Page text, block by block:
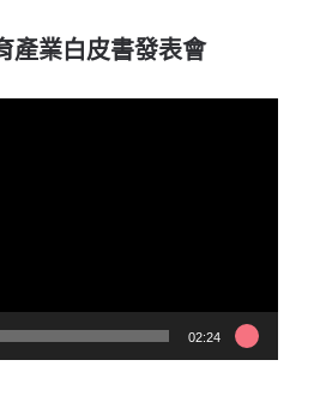
產業白皮書發表會
02:24